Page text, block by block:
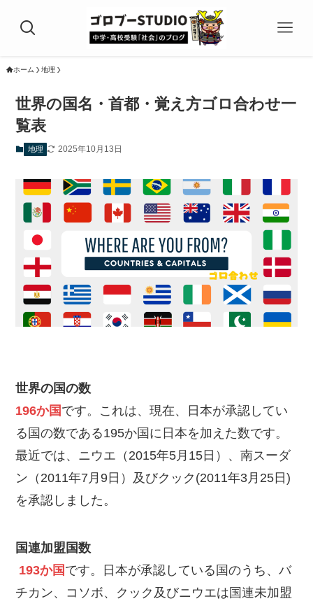
ホーム 地理
世界の国名・首都・覚え方ゴロ合わせ一
覧表
地理 2025年10月13日
世界の国の数
196か国 です。これは、現在、日本が承認してい
る国の数である195か国に日本を加えた数です。
最近では、ニウエ（2015年5月15日）、南スーダ
ン（2011年7月9日）及びクック(2011年3月25日)
を承認しました。
国連加盟国数
193か国 です。日本が承認している国のうち、バ
チカン、コソボ、クック及びニウエは国連未加盟